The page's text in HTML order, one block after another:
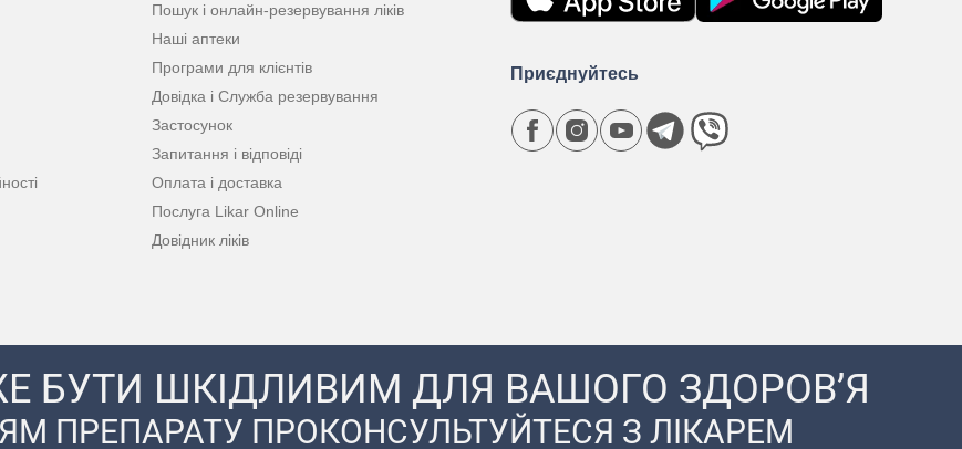
Пошук і онлайн-резервування ліків
Наші аптеки
Програми для клієнтів
Довідка і Служба резервування
Застосунок
Запитання і відповіді
Оплата і доставка
Послуга Likar Online
Довідник ліків
Приєднуйтесь
БУТИ ШКІДЛИВИМ ДЛЯ ВАШОГО ЗДОРОВ’Я
ПРЕПАРАТУ ПРОКОНСУЛЬТУЙТЕСЯ З ЛІКАРЕМ